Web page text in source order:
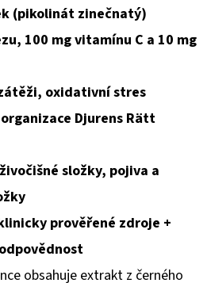
(pikolinát zinečnatý)
100 mg vitamínu C a 10 mg
oxidativní stres
Djurens Rätt
složky, pojiva a
prověřené zdroje +
obsahuje extrakt z černého